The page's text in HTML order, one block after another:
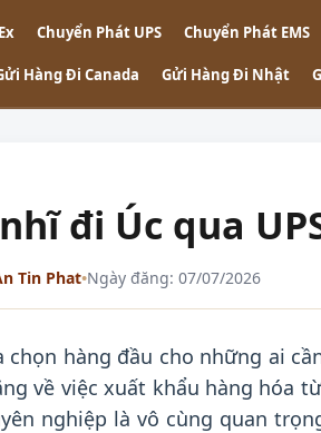
Chuyển Phát UPS Chuyển Phát EMS
Hàng Đi Canada Gửi Hàng Đi Nhật
đi Úc qua
Tin Phat•Ngày đăng: 07/07/2026
hàng đầu cho những ai
về việc xuất khẩu hàng hóa
nghiệp là vô cùng quan